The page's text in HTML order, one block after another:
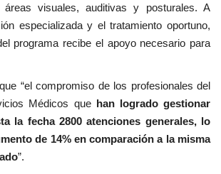
áreas visuales, auditivas y posturales. A
especializada y el tratamiento oportuno,
programa recibe el apoyo necesario para
“el compromiso de los profesionales del
Médicos que han logrado gestionar
la fecha 2800 atenciones generales, lo
de 14% en comparación a la misma
”.